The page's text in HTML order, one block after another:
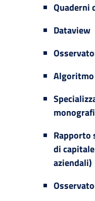
Quaderni
Dataview
Rapporto
di
aziendali)